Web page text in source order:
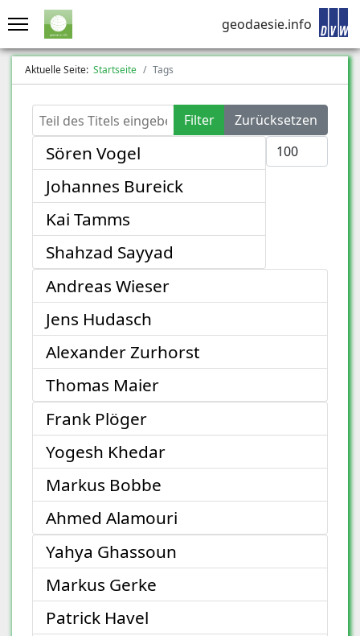
geodaesie.info
Aktuelle Seite: Startseite Tags
Teil des Titels eingeben Filter
Zurücksetzen
Anzeige #
Sören Vogel
Johannes Bureick
Kai Tamms
Shahzad Sayyad
Andreas Wieser
Jens Hudasch
Alexander Zurhorst
Thomas Maier
Frank Plöger
Yogesh Khedar
Markus Bobbe
Ahmed Alamouri
Yahya Ghassoun
Markus Gerke
Patrick Havel